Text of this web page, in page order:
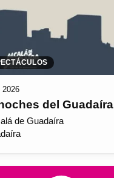
2026
del Guadaíra
de Guadaíra